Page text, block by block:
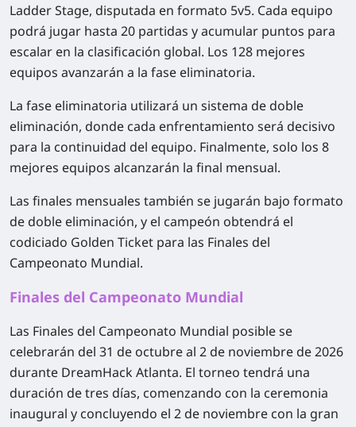
Ladder Stage, disputada en formato 5v5. Cada equipo
podrá jugar hasta 20 partidas y acumular puntos para
escalar en la clasificación global. Los 128 mejores
equipos avanzarán a la fase eliminatoria.
La fase eliminatoria utilizará un sistema de doble
eliminación, donde cada enfrentamiento será decisivo
para la continuidad del equipo. Finalmente, solo los 8
mejores equipos alcanzarán la final mensual.
Las finales mensuales también se jugarán bajo formato
de doble eliminación, y el campeón obtendrá el
codiciado Golden Ticket para las Finales del
Campeonato Mundial.
Finales del Campeonato Mundial
Las Finales del Campeonato Mundial posible se
celebrarán del 31 de octubre al 2 de noviembre de 2026
durante DreamHack Atlanta. El torneo tendrá una
duración de tres días, comenzando con la ceremonia
inaugural y concluyendo el 2 de noviembre con la gran